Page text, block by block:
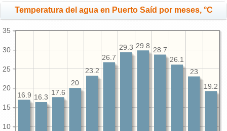
Temperatura del agua en Puerto Saíd por meses, °C
10
15
20
25
30
35
19.2
23
26.1
28.7
29.8
29.3
26.7
23.2
20
17.6
16.3
16.9